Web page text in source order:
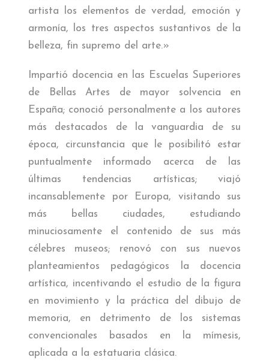
artista los elementos de verdad, emoción y
armonía, los tres aspectos sustantivos de la
belleza, fin supremo del arte.»
Impartió docencia en las Escuelas Superiores
de Bellas Artes de mayor solvencia en
España; conoció personalmente a los autores
más destacados de la vanguardia de su
época, circunstancia que le posibilitó estar
puntualmente informado acerca de las
últimas tendencias artísticas; viajó
incansablemente por Europa, visitando sus
más bellas ciudades, estudiando
minuciosamente el contenido de sus más
célebres museos; renovó con sus nuevos
planteamientos pedagógicos la docencia
artística, incentivando el estudio de la figura
en movimiento y la práctica del dibujo de
memoria, en detrimento de los sistemas
convencionales basados en la mímesis,
aplicada a la estatuaria clásica.